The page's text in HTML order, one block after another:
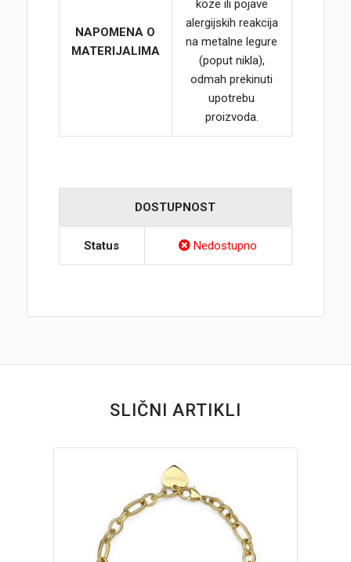
NAPOMENA O
MATERIJALIMA
koze ili pojave
alergijskih reakcija
na metalne legure
(poput nikla),
odmah prekinuti
upotrebu
proizvoda.
DOSTUPNOST
Status Nedostupno
SLIČNI ARTIKLI